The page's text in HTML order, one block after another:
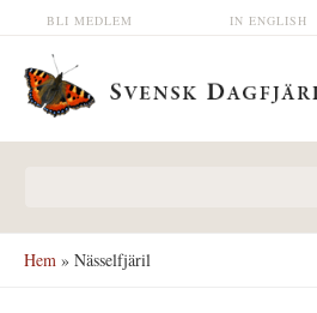
Hoppa till huvudinnehåll IN ENGLISH
BLI MEDLEM
Hem » Nässelfjäril